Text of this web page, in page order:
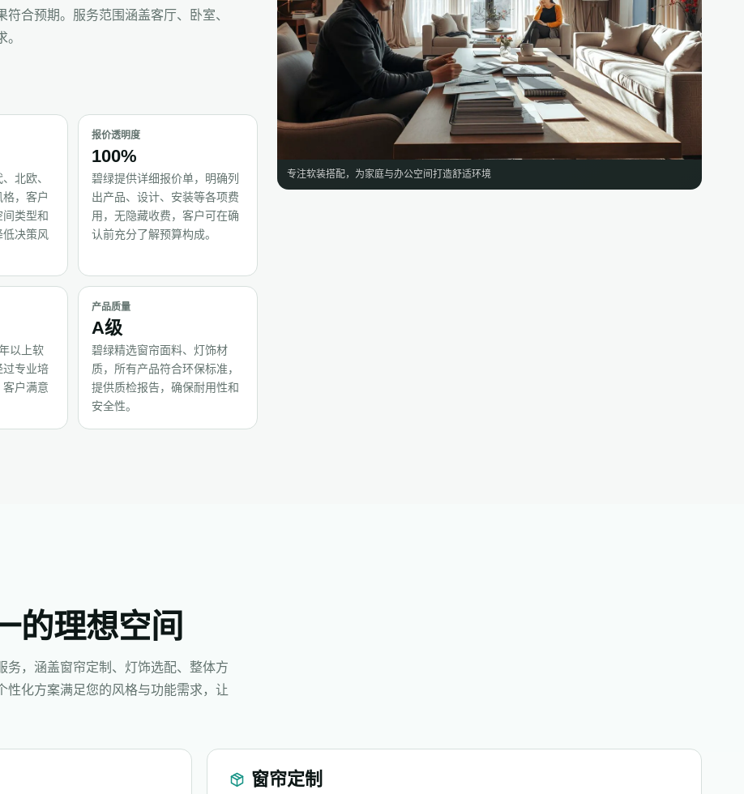
合预期。服务范围涵盖客厅、卧室、
专注软装搭配，为家庭与办公空间打造舒适环境
北欧、
，客户
类型和
决策风
报价透明度
100%
碧绿提供详细报价单，明确列
出产品、设计、安装等各项费
用，无隐藏收费，客户可在确
认前充分了解预算构成。
以上软
过专业培
户满意
产品质量
A级
碧绿精选窗帘面料、灯饰材
质，所有产品符合环保标准，
提供质检报告，确保耐用性和
安全性。
的理想空间
务，涵盖窗帘定制、灯饰选配、整体方
化方案满足您的风格与功能需求，让
窗帘定制